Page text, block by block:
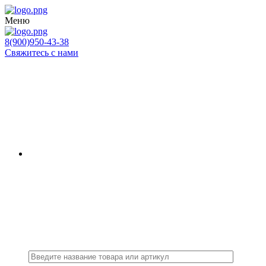
Меню
8(900)950-43-38
Свяжитесь с нами